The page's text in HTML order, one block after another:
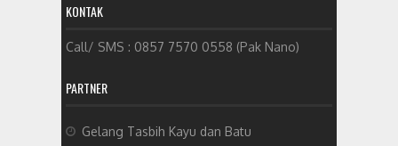
KONTAK
Call/ SMS : 0857 7570 0558 (Pak Nano)
PARTNER
Gelang Tasbih Kayu dan Batu